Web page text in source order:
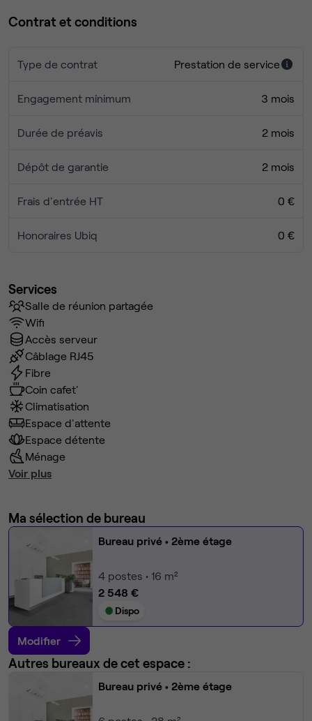
Contrat et conditions
Type de contrat Prestation de service
Engagement minimum 3 mois
Durée de préavis 2 mois
Dépôt de garantie 2 mois
Frais d'entrée HT 0 €
Honoraires Ubiq 0 €
Services
Salle de réunion partagée
Wifi
Accès serveur
Câblage RJ45
Fibre
Coin cafet'
Climatisation
Espace d'attente
Espace détente
Ménage
Voir plus
Ma sélection de bureau
Bureau privé • 2ème étage
4 postes • 16 m²
2 548 €
Dispo
Modifier
Autres bureaux de cet espace :
Bureau privé • 2ème étage